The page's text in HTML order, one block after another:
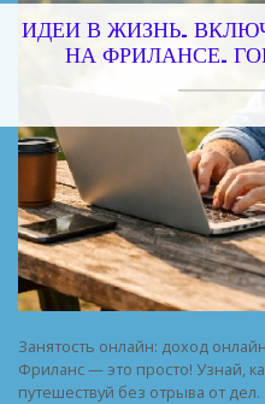
ИДЕИ В ЖИЗНЬ.
НА ФРИЛАНСЕ.
Занятость онлайн: доход
Фриланс — это просто! Узнай,
путешествуй без отрыва от дел.